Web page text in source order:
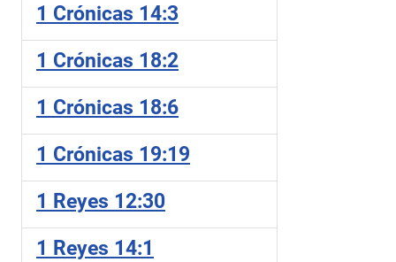
1 Crónicas 14:3
1 Crónicas 18:2
1 Crónicas 18:6
1 Crónicas 19:19
1 Reyes 12:30
1 Reyes 14:1